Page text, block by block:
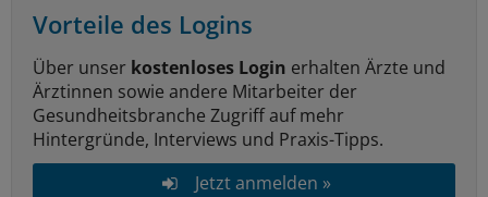
Vorteile des Logins
Über unser kostenloses Login erhalten Ärzte und
Ärztinnen sowie andere Mitarbeiter der
Gesundheitsbranche Zugriff auf mehr
Hintergründe, Interviews und Praxis-Tipps.
Jetzt anmelden »